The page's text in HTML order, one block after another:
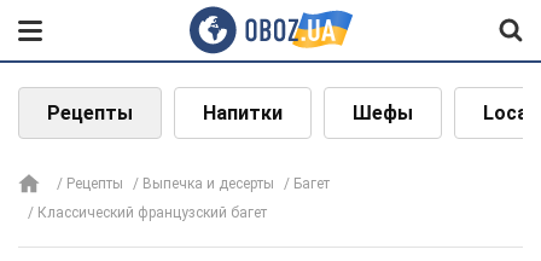
Рецепты Напитки Шефы Local
Рецепты Выпечка и десерты
Багет
Классический французский багет